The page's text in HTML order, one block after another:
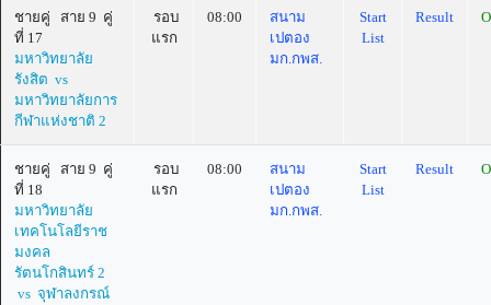
ชายคู่ สาย 9 คู่
ที่ 17
มหาวิทยาลัย
รังสิต vs
มหาวิทยาลัยการ
กีฬาแห่งชาติ 2
รอบ
แรก
08:00
สนาม
เปตอง
มก.กพส.
Start
List
Result
ชายคู่ สาย 9 คู่
ที่ 18
มหาวิทยาลัย
เทคโนโลยีราช
มงคล
รัตนโกสินทร์ 2
vs จุฬาลงกรณ์
รอบ
แรก
08:00
สนาม
เปตอง
มก.กพส.
Start
List
Result